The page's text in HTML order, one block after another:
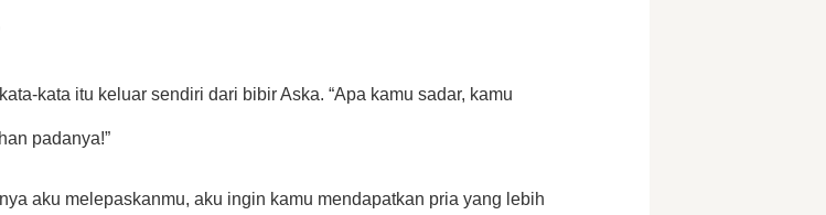
kata itu keluar sendiri dari bibir Aska. “Apa kamu sadar, kamu
padanya!”
aku melepaskanmu, aku ingin kamu mendapatkan pria yang lebih